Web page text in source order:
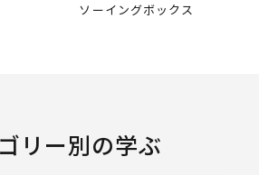
ソーイングボックス
リー別の学ぶ